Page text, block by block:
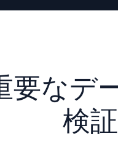
リティ用ログ
要なデ
検